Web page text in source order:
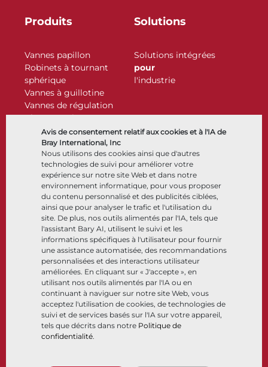
Avis de consentement relatif aux cookies et à l'IA de
Bray International, Inc
Nous utilisons des cookies ainsi que d'autres
technologies de suivi pour améliorer votre
expérience sur notre site Web et dans notre
environnement informatique, pour vous proposer
du contenu personnalisé et des publicités ciblées,
ainsi que pour analyser le trafic et l'utilisation du
site. De plus, nos outils alimentés par l'IA, tels que
l'assistant Bary AI, utilisent le suivi et les
informations spécifiques à l'utilisateur pour fournir
une assistance automatisée, des recommandations
personnalisées et des interactions utilisateur
améliorées. En cliquant sur « J'accepte », en
utilisant nos outils alimentés par l'IA ou en
continuant à naviguer sur notre site Web, vous
acceptez l'utilisation de cookies, de technologies de
suivi et de services basés sur l'IA sur votre appareil,
tels que décrits dans notre Politique de
confidentialité.
Produits
Vannes papillon
Robinets à tournant
sphérique
Vannes à guillotine
Vannes de régulation
Clapets antiretour
Actionneurs
Accessoires de contrôle
Cryogénique
Solutions
Solutions intégrées
pour
l'industrie
Entreprise
À propos
Sites
Partenariats
Développement durable
Portail clients
Ressources
Documents
Centre de connaissance
Logiciels
Sélection de matériaux
Suivez-nous LinkedIn
© 2026 Bray International. Tous droits réservés